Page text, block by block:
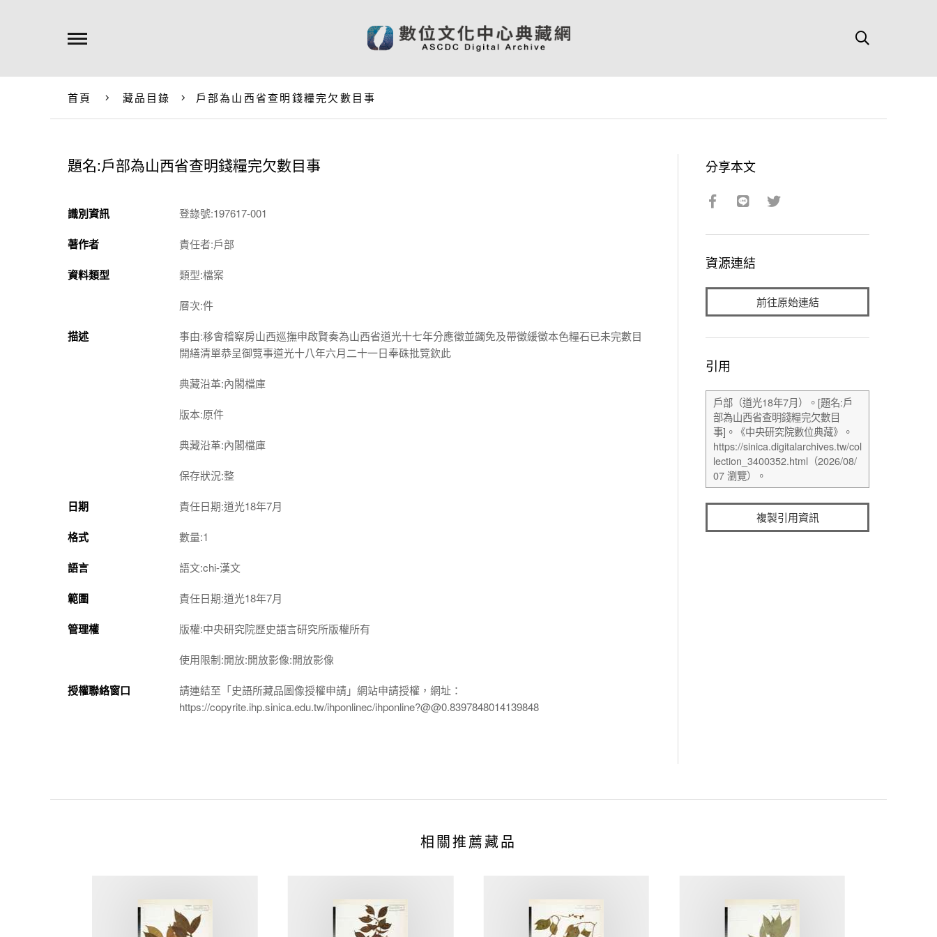
首頁 藏品目錄 戶部為山西省查明錢糧完欠數目事
題名:戶部為山西省查明錢糧完欠數目事
識別資訊 登錄號:197617-001
著作者 責任者:戶部
資料類型 類型:檔案
層次:件
描述
事由:移會稽察房山西巡撫申啟賢奏為山西省道光十七年分應徵並蠲免及帶徵緩徵本色糧石已未完數目
開繕清單恭呈御覽事道光十八年六月二十一日奉硃批覽欽此
典藏沿革:內閣檔庫
版本:原件
典藏沿革:內閣檔庫
保存狀況:整
日期 責任日期:道光18年7月
格式 數量:1
語言 語文:chi-漢文
範圍 責任日期:道光18年7月
管理權 版權:中央研究院歷史語言研究所版權所有
使用限制:開放:開放影像:開放影像
授權聯絡窗口
請連結至「史語所藏品圖像授權申請」網站申請授權，網址：
https://copyrite.ihp.sinica.edu.tw/ihponlinec/ihponline?@@0.8397848014139848
分享本文
資源連結
前往原始連結
引用
複製引用資訊
相關推薦藏品